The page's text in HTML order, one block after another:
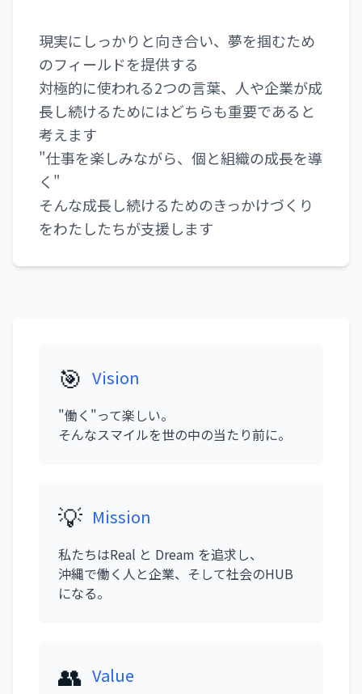
現実にしっかりと向き合い、夢を掴むため
のフィールドを提供する
対極的に使われる2つの言葉、人や企業が成
長し続けるためにはどちらも重要であると
考えます
"仕事を楽しみながら、個と組織の成長を導
く"
そんな成長し続けるためのきっかけづくり
をわたしたちが支援します
🎯 Vision
"働く"って楽しい。
そんなスマイルを世の中の当たり前に。
💡 Mission
私たちはReal と Dream を追求し、
沖縄で働く人と企業、そして社会のHUB
になる。
👥 Value